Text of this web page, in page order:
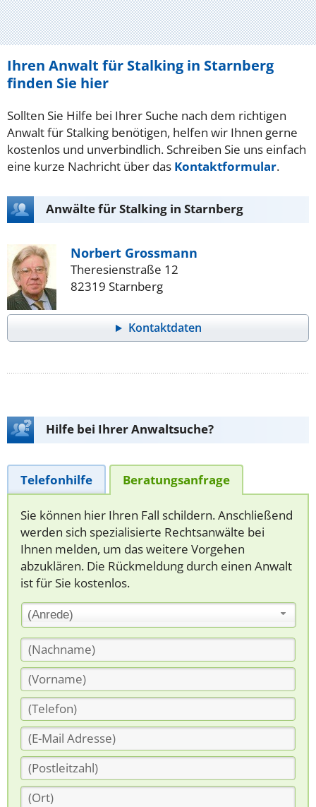
Ihren Anwalt für Stalking in Starnberg
finden Sie hier
Sollten Sie Hilfe bei Ihrer Suche nach dem richtigen
Anwalt für Stalking benötigen, helfen wir Ihnen gerne
kostenlos und unverbindlich. Schreiben Sie uns einfach
eine kurze Nachricht über das Kontaktformular.
Anwälte für Stalking in Starnberg
Norbert Grossmann
Theresienstraße 12
82319 Starnberg
Kontaktdaten
Hilfe bei Ihrer Anwaltsuche?
Telefonhilfe Beratungsanfrage
Sie können hier Ihren Fall schildern. Anschließend
werden sich spezialisierte Rechtsanwälte bei
Ihnen melden, um das weitere Vorgehen
abzuklären. Die Rückmeldung durch einen Anwalt
ist für Sie kostenlos.
(Anrede)